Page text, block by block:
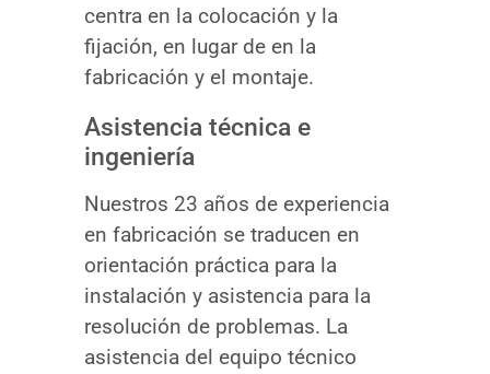
centra en la colocación y la
fijación, en lugar de en la
fabricación y el montaje.
Asistencia técnica e
ingeniería
Nuestros 23 años de experiencia
en fabricación se traducen en
orientación práctica para la
instalación y asistencia para la
resolución de problemas. La
asistencia del equipo técnico